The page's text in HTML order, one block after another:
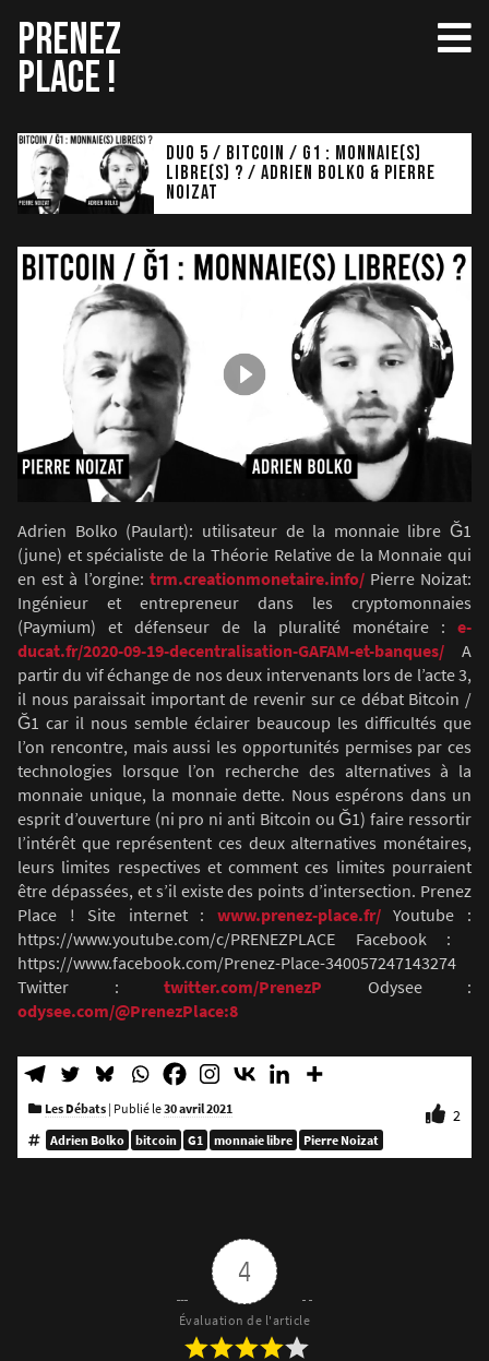
contenu
PRENEZ
PLACE !
Duo 5 / BITCOIN / G1 : MONNAIE(S)
LIBRE(S) ? / Adrien Bolko & Pierre
Noizat
Adrien Bolko (Paulart): utilisateur de la monnaie libre Ğ1
(june) et spécialiste de la Théorie Relative de la Monnaie qui
en est à l’orgine: trm.creationmonetaire.info/Pierre Noizat:
Ingénieur et entrepreneur dans les cryptomonnaies
(Paymium) et défenseur de la pluralité monétaire : e-
ducat.fr/2020-09-19-decentralisation-GAFAM-et-banques/ A
partir du vif échange de nos deux intervenants lors de l’acte 3,
il nous paraissait important de revenir sur ce débat Bitcoin /
Ğ1 car il nous semble éclairer beaucoup les difficultés que
l’on rencontre, mais aussi les opportunités permises par ces
technologies lorsque l’on recherche des alternatives à la
monnaie unique, la monnaie dette. Nous espérons dans un
esprit d’ouverture (ni pro ni anti Bitcoin ou Ğ1) faire ressortir
l’intérêt que représentent ces deux alternatives monétaires,
leurs limites respectives et comment ces limites pourraient
être dépassées, et s’il existe des points d’intersection. Prenez
Place ! Site internet : www.prenez-place.fr/Youtube :
https://www.youtube.com/c/PRENEZPLACE Facebook : ​
https://www.facebook.com/Prenez-Place-340057247143274​​
Twitter : twitter.com/PrenezP Odysee :
odysee.com/@PrenezPlace:8
Les Débats | Publié le30 avril 2021 2
Adrien Bolko bitcoin G1 monnaie libre Pierre Noizat
4
Évaluation de l'article